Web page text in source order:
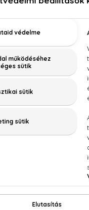
verbéna,
AQUA (WATER),
ISOMETHYL
BENZOATE,
ISOEUGENOL,